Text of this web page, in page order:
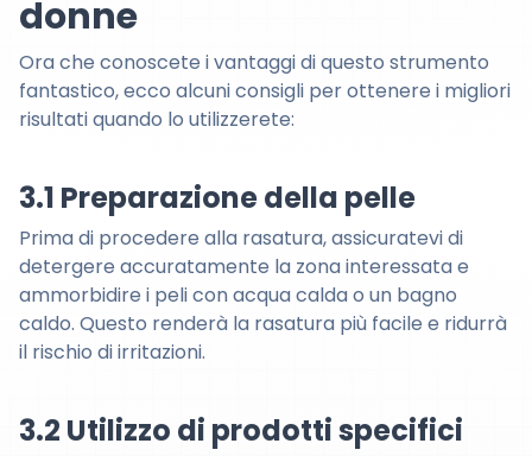
donne
Ora che conoscete i vantaggi di questo strumento
fantastico, ecco alcuni consigli per ottenere i migliori
risultati quando lo utilizzerete:
3.1 Preparazione della pelle
Prima di procedere alla rasatura, assicuratevi di
detergere accuratamente la zona interessata e
ammorbidire i peli con acqua calda o un bagno
caldo. Questo renderà la rasatura più facile e ridurrà
il rischio di irritazioni.
3.2 Utilizzo di prodotti specifici